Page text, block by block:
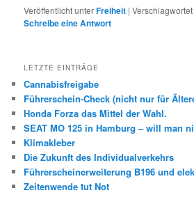
Veröffentlicht unterFreiheit |
Schreibe eine Antwort
LETZTE EINTRÄGE
Cannabisfreigabe
Führerschein-Check (nicht nur für
Honda Forza das Mittel der Wahl.
SEAT MO 125 in Hamburg – will man
Klimakleber
Die Zukunft des Individualverkehrs
Führerscheinerweiterung B196 und
Zeitenwende tut Not